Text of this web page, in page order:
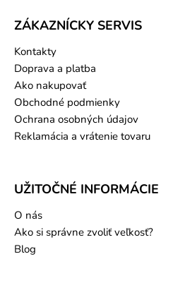
ZÁKAZNÍCKY SERVIS
Kontakty
Doprava a platba
Ako nakupovať
Obchodné podmienky
Ochrana osobných údajov
Reklamácia a vrátenie tovaru
UŽITOČNÉ INFORMÁCIE
O nás
Ako si správne zvoliť veľkosť?
Blog